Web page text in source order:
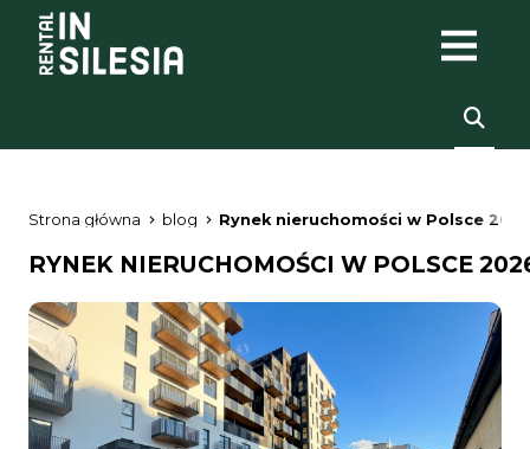
Strona główna blog Rynek nieruchomości w Polsce
RYNEK NIERUCHOMOŚCI W POLSCE